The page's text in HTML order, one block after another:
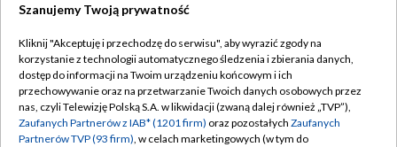
Szanujemy Twoją prywatność
Kliknij "Akceptuję i przechodzę do serwisu", aby wyrazić zgody na
korzystanie z technologii automatycznego śledzenia i zbierania danych,
dostęp do informacji na Twoim urządzeniu końcowym i ich
przechowywanie oraz na przetwarzanie Twoich danych osobowych przez
nas, czyli Telewizję Polską S.A. w likwidacji (zwaną dalej również „TVP”),
Zaufanych Partnerów z IAB* (1201 firm) oraz pozostałych Zaufanych
Partnerów TVP (93 firm), w celach marketingowych (w tym do